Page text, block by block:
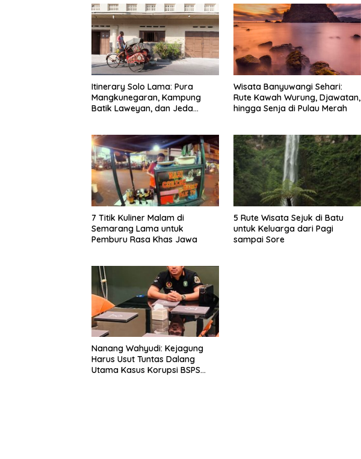
Itinerary Solo Lama: Pura
Mangkunegaran, Kampung
Batik Laweyan, dan Jeda
Wisata Banyuwangi Sehari:
Rute Kawah Wurung, Djawatan,
hingga Senja di Pulau Merah
7 Titik Kuliner Malam di
Semarang Lama untuk
Pemburu Rasa Khas Jawa
5 Rute Wisata Sejuk di Batu
untuk Keluarga dari Pagi
sampai Sore
Nanang Wahyudi: Kejagung
Harus Usut Tuntas Dalang
Utama Kasus Korupsi BSPS